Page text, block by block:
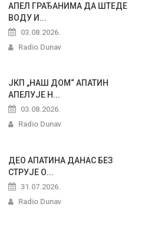
АПЕЛ ГРАЂАНИМА ДА ШТЕДЕ
ВОДУ И...
03.08.2026.
Radio Dunav
ЈКП „НАШ ДОМ“ АПАТИН
АПЕЛУЈЕ Н...
03.08.2026.
Radio Dunav
ДЕО АПАТИНА ДАНАС БЕЗ
СТРУЈЕ О...
31.07.2026.
Radio Dunav